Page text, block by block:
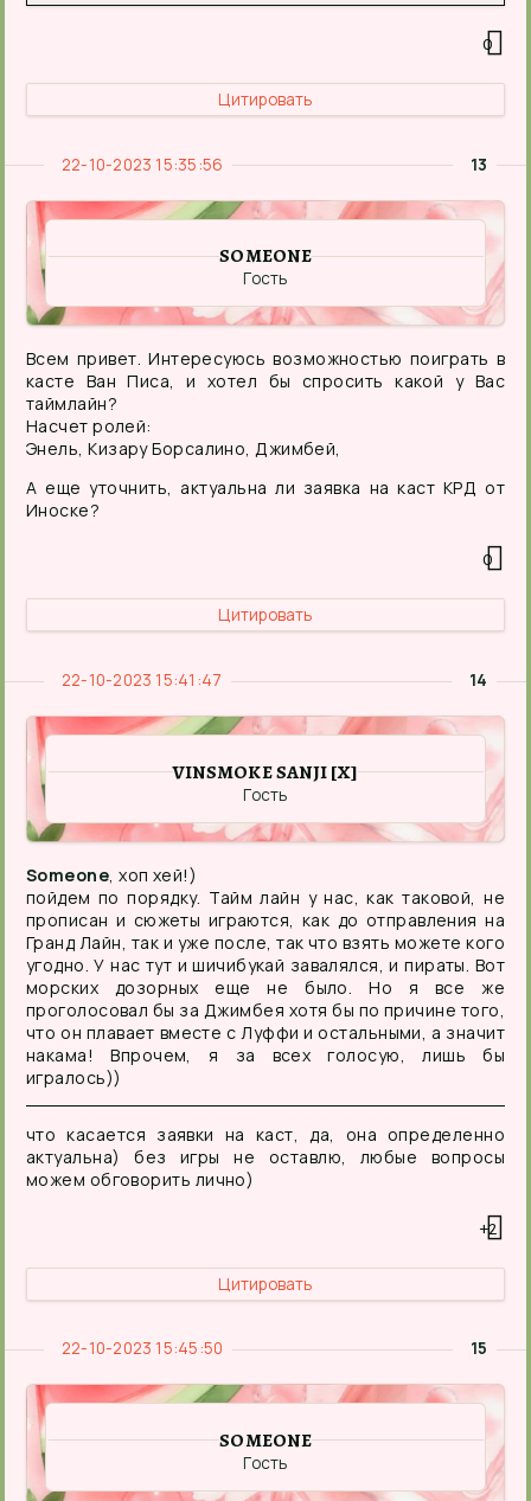
0
Цитировать
13
22-10-2023 15:35:56
SOMEONE
Гость
Всем привет. Интересуюсь возможностью поиграть в
касте Ван Писа, и хотел бы спросить какой у Вас
таймлайн?
Насчет ролей:
Энель, Кизару Борсалино, Джимбей,
А еще уточнить, актуальна ли заявка на каст КРД от
Иноске?
0
Цитировать
14
22-10-2023 15:41:47
VINSMOKE SANJI [X]
Гость
Someone , хоп хей!)
пойдем по порядку. Тайм лайн у нас, как таковой, не
прописан и сюжеты играются, как до отправления на
Гранд Лайн, так и уже после, так что взять можете кого
угодно. У нас тут и шичибукай завалялся, и пираты. Вот
морских дозорных еще не было. Но я все же
проголосовал бы за Джимбея хотя бы по причине того,
что он плавает вместе с Луффи и остальными, а значит
накама! Впрочем, я за всех голосую, лишь бы
игралось))
что касается заявки на каст, да, она определенно
актуальна) без игры не оставлю, любые вопросы
можем обговорить лично)
+2
Цитировать
15
22-10-2023 15:45:50
SOMEONE
Гость